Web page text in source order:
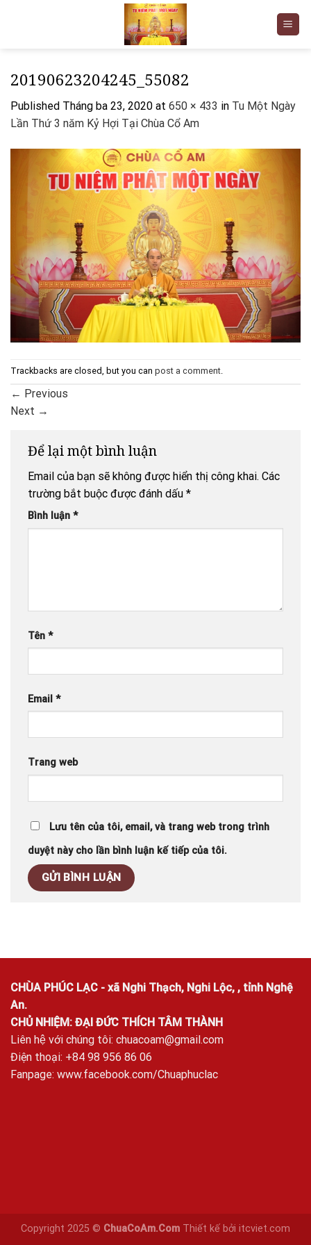
20190623204245_55082
Published Tháng ba 23, 2020 at 650 × 433 in Tu Một Ngày
Lần Thứ 3 năm Kỷ Hợi Tại Chùa Cổ Am
Trackbacks are closed, but you can post a comment.
← Previous
Next →
Để lại một bình luận
Email của bạn sẽ không được hiển thị công khai. Các
trường bắt buộc được đánh dấu *
Bình luận *
Tên *
Email *
Trang web
Lưu tên của tôi, email, và trang web trong trình
duyệt này cho lần bình luận kế tiếp của tôi.
CHÙA PHÚC LẠC - xã Nghi Thạch, Nghi Lộc, , tỉnh Nghệ
An.
CHỦ NHIỆM: ĐẠI ĐỨC THÍCH TÂM THÀNH
Liên hệ với chúng tôi: chuacoam@gmail.com
Điện thoại: +84 98 956 86 06
Fanpage: www.facebook.com/Chuaphuclac
Copyright 2025 © ChuaCoAm.Com Thiết kế bởi itcviet.com